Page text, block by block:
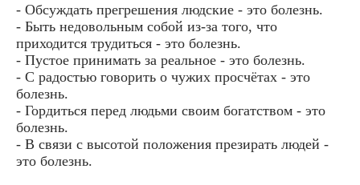
- Обсуждать прегрешения людские - это болезнь.
- Быть недовольным собой из-за того, что
приходится трудиться - это болезнь.
- Пустое принимать за реальное - это болезнь.
- С радостью говорить о чужих просчётах - это
болезнь.
- Гордиться перед людьми своим богатством - это
болезнь.
- В связи с высотой положения презирать людей -
это болезнь.